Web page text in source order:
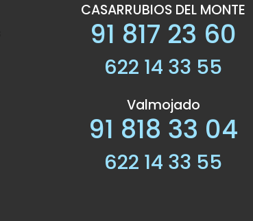
CASARRUBIOS DEL MONTE
91 817 23 60
622 14 33 55
Valmojado
91 818 33 04
622 14 33 55